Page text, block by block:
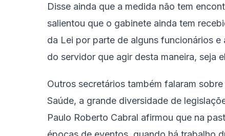
Disse ainda que a medida não tem
salientou que o gabinete ainda tem
da Lei por parte de alguns funcionários
do servidor que agir desta maneira, seja
Outros secretários também falaram
Saúde, a grande diversidade de
Paulo Roberto Cabral afirmou que na